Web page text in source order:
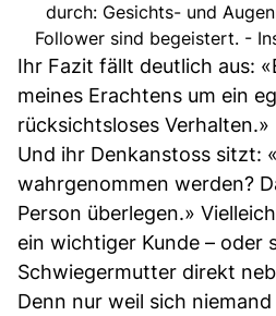
durch: Gesichts- und
Follower sind begeistert. -
Ihr Fazit fällt deutlich aus:
meines Erachtens um ein
rücksichtsloses Verhalten.»
Und ihr Denkanstoss sitzt:
wahrgenommen werden?
Person überlegen.»
ein wichtiger Kunde – oder
Schwiegermutter direkt
Denn nur weil sich